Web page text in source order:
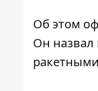
Об этом
Он назвал